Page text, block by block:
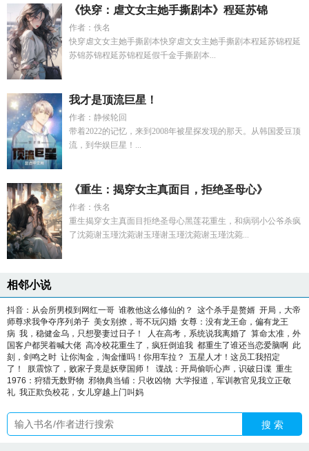
《快穿：虐文女主她手撕剧本》程延苏锦
作者：佚名
快穿虐文女主她手撕剧本快穿虐文女主她手撕剧本程延苏锦程延
苏锦苏锦程延苏锦程延假千金手撕剧本...
我才是顶流巨星！
作者：静候轮回
带着2022的记忆，来到2008年被星探发现的那天。从韩国爱豆顶
流，到华娱巨星！...
《重生：揭穿女主真面目，拒绝圣母心》
作者：佚名
重生揭穿女主真面目拒绝圣母心黑莲花重生，和病弱小公爷杀疯
了沈菀谢玉瑾沈菀谢玉瑾谢玉瑾沈菀谢玉瑾沈菀...
相邻小说
抖音：从会所男模到网红一哥 谁教他这么修仙的？ 这个杀手是赘婿 开局，大帝
师尊求我争夺序列弟子 美女别撩，哥不玩闪婚 女尊：没有龙王命，偏有龙王
病 我，稳健金乌，只想娶妻过日子！ 人在高考，系统说我离婚了 算命太准，外
国客户都哭着喊大佬 高冷校花重生了，疯狂倒追我 都重生了谁还当恋爱脑啊 此
刻，剑鸣之时 让你淘金，淘金懂吗！你用车拉？
五星人才！这员工我招定
了！
朕震惊了，败家子竟是妖孽国师！ 谍战：开局偷听心声，识破日谍 重生
1976：狩猎无数野物 邪物典当铺：只收凶物 大学报道，军训教官见我立正敬
礼 我正欺负校花，女儿穿越上门叫妈
搜 索